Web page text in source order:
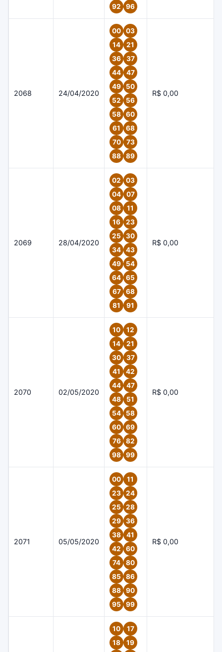
92 96
2068 24/04/2020
00
03
14
21
36
37
44
47
49
50
52
56
58
60
61
68
70
73
88
89
R$ 0,00
2069 28/04/2020
02
03
04
07
08
11
16
23
25
30
34
43
49
54
64
65
67
68
81
91
R$ 0,00
2070 02/05/2020
10
12
14
21
30
37
41
42
44
47
48
51
54
58
60
69
76
82
98
99
R$ 0,00
2071 05/05/2020
00
11
23
24
25
28
29
36
38
41
42
60
74
80
85
86
88
90
95
99
R$ 0,00
10
17
18
19